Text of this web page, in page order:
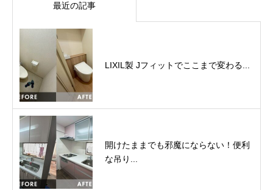
最近の記事
LIXIL製 Jフィットでここまで変わる...
開けたままでも邪魔にならない！便利
な吊り...